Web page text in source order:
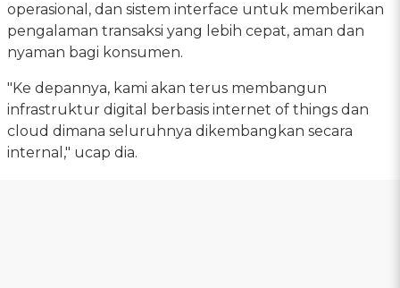
operasional, dan sistem interface untuk memberikan
pengalaman transaksi yang lebih cepat, aman dan
nyaman bagi konsumen.
"Ke depannya, kami akan terus membangun
infrastruktur digital berbasis internet of things dan
cloud dimana seluruhnya dikembangkan secara
internal," ucap dia.